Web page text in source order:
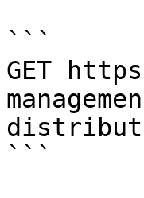
```
GET
```